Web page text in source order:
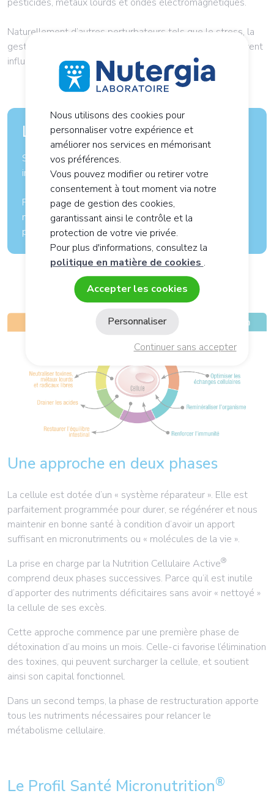
Naturellement d’autres perturbateurs tels que le stress, la
gestion du sommeil, l’hérédité et notre mode de vie peuvent
influencer le fonctionnement de nos cellules.
Les modes de cuisson
Saviez-vous que le mode de cuisson de nos aliments
influence leur teneur en nutriments ?
Favoriser une cuisson douce (vapeur, à l’étouffée ou
marinade) et la consommation de produits crus pour
profiter de toute leur richesse nutritionnelle.
Une approche en deux phases
La cellule est dotée d’un « système réparateur ». Elle est
parfaitement programmée pour durer, se régénérer et nous
maintenir en bonne santé à condition d’avoir un apport
suffisant en micronutriments ou « molécules de la vie ».
La prise en charge par la Nutrition Cellulaire Active®
comprend deux phases successives. Parce qu’il est inutile
d’apporter des nutriments déficitaires sans avoir « nettoyé »
la cellule de ses excès.
Cette approche commence par une première phase de
détoxination d’au moins un mois. Celle-ci favorise l’élimination
des toxines, qui peuvent surcharger la cellule, et soutient
ainsi son capital fonctionnel.
Dans un second temps, la phase de restructuration apporte
tous les nutriments nécessaires pour relancer le
métabolisme cellulaire.
Le Profil Santé Micronutrition®
Nous utilisons des cookies pour
personnaliser votre expérience et
améliorer nos services en mémorisant
vos préférences.
Vous pouvez modifier ou retirer votre
consentement à tout moment via notre
page de gestion des cookies,
garantissant ainsi le contrôle et la
protection de votre vie privée.
Pour plus d'informations, consultez la
politique en matière de cookies .
Accepter les cookies
Continuer sans accepter
Personnaliser